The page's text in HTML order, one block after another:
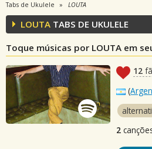
Tabs de Ukulele LOUTA
LOUTA TABS DE UKULELE
Toque músicas por LOUTA em
12
(
2